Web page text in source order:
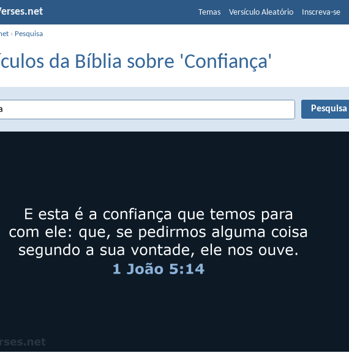
Temas Versículo Aleatório Inscreva-se
› Pesquisa
da Bíblia sobre 'Confiança'